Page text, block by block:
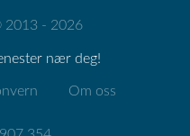
2013 - 2026
nær deg!
Om oss